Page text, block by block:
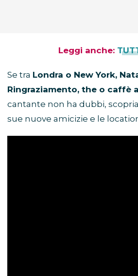
Leggi anche:
Se tra Londra o New York,
Ringraziamento, the o caffè
cantante non ha dubbi,
sue nuove amicizie e le